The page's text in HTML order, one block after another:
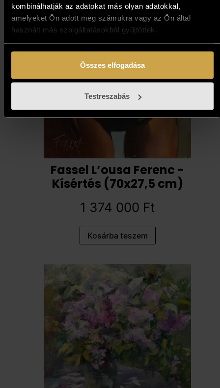
kombinálhatják az adatokat más olyan adatokkal,
amelyeket Ön adott meg számukra vagy az Ön által
használt más szolgáltatásokból gyűjtöttek.
Összes elfogadása
Testreszabás
Fassel L’ousa Ferenc -
Kísértés (70x27,5 cm)
1 374 000 Ft
Kosárba teszem